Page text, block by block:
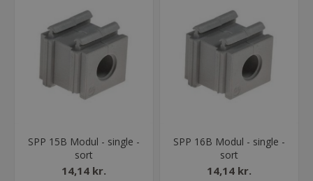
SPP 15B Modul - single -
sort
14,14 kr.
SPP 16B Modul - single -
sort
14,14 kr.